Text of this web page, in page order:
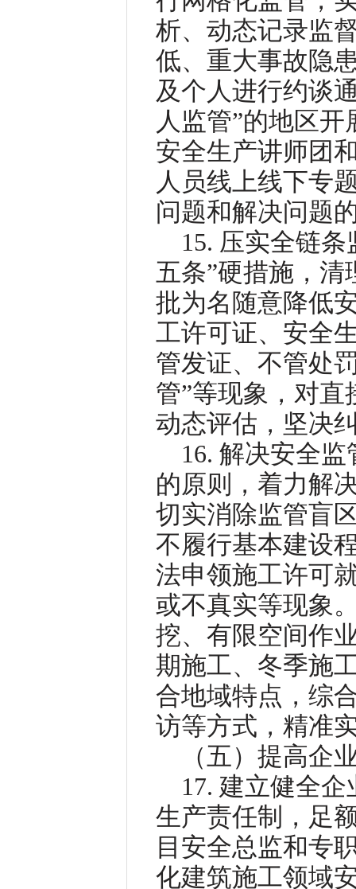
析、动态记录监
低、重大事故隐
及个人进行约谈
人监管”的地区
安全生产讲师团
人员线上线下专
问题和解决问题
15. 压实全链
五条”硬措施，
批为名随意降低
工许可证、安全
管发证、不管处
管”等现象，对
动态评估，坚决
16. 解决安全
的原则，着力解
切实消除监管盲
不履行基本建设
法申领施工许可
或不真实等现象
挖、有限空间作
期施工、冬季施
合地域特点，综
访等方式，精准
（五）提高企
17. 建立健全
生产责任制，足
目安全总监和专
化建筑施工领域